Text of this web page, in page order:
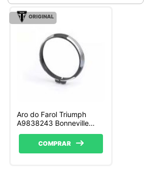
ORIGINAL
Aro do Farol Triumph
A9838243 Bonneville
COMPRAR